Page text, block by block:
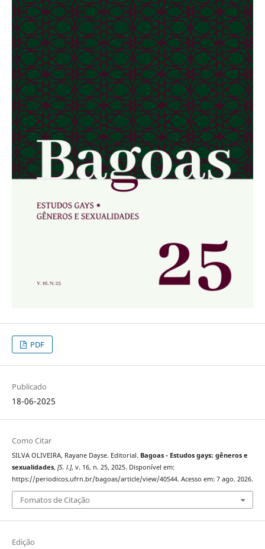
PDF
Publicado
18-06-2025
Como Citar
SILVA OLIVEIRA, Rayane Dayse. Editorial. Bagoas - Estudos gays: gêneros e
sexualidades, [S. l.], v. 16, n. 25, 2025. Disponível em:
https://periodicos.ufrn.br/bagoas/article/view/40544. Acesso em: 7 ago. 2026.
Fomatos de Citação
Edição